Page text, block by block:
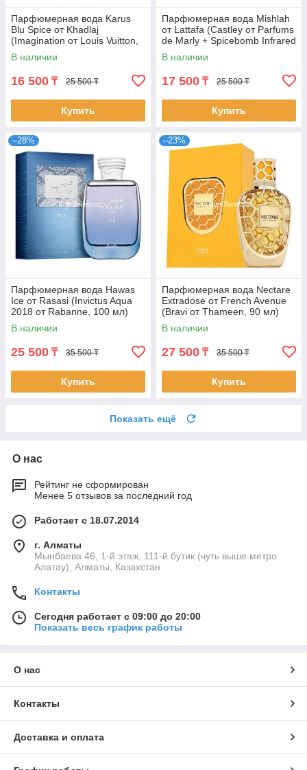
Парфюмерная вода Karus
Blu Spice от Khadlaj
(Imagination от Louis Vuitton,
100 мл)
В наличии
16 500 ₸ 25 500 ₸
Купить
Парфюмерная вода Mishlah
от Lattafa (Castley от Parfums
de Marly + Spicebomb Infrared
от Viktor&Rolf, 100 мл)
В наличии
17 500 ₸ 25 500 ₸
Купить
–28%
Парфюмерная вода Hawas
Ice от Rasasi (Invictus Aqua
2018 от Rabanne, 100 мл)
В наличии
25 500 ₸ 35 500 ₸
Купить
–23%
Парфюмерная вода Nectare
Extradose от French Avenue
(Bravi от Thameen, 90 мл)
В наличии
27 500 ₸ 35 500 ₸
Купить
Показать ещё
О нас
Рейтинг не сформирован
Менее 5 отзывов за последний год
Работает с 18.07.2014
г. Алматы
Мынбаева 46, 1-й этаж, 111-й бутик (чуть выше метро
Алатау), Алматы, Казахстан
Контакты
Сегодня работает с 09:00 до 20:00
Показать весь график работы
О нас
Контакты
Доставка и оплата